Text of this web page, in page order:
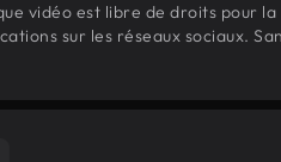
vidéo est libre de droits pour
sur les réseaux sociaux.